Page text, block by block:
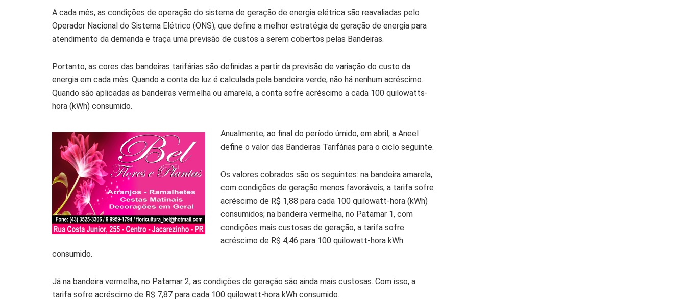
A cada mês, as condições de operação do sistema de geração de energia elétrica são reavaliadas pelo
Operador Nacional do Sistema Elétrico (ONS), que define a melhor estratégia de geração de energia para
atendimento da demanda e traça uma previsão de custos a serem cobertos pelas Bandeiras.
Portanto, as cores das bandeiras tarifárias são definidas a partir da previsão de variação do custo da
energia em cada mês. Quando a conta de luz é calculada pela bandeira verde, não há nenhum acréscimo.
Quando são aplicadas as bandeiras vermelha ou amarela, a conta sofre acréscimo a cada 100 quilowatts-
hora (kWh) consumido.
Anualmente, ao final do período úmido, em abril, a Aneel
define o valor das Bandeiras Tarifárias para o ciclo seguinte.
Os valores cobrados são os seguintes: na bandeira amarela,
com condições de geração menos favoráveis, a tarifa sofre
acréscimo de R$ 1,88 para cada 100 quilowatt-hora (kWh)
consumidos; na bandeira vermelha, no Patamar 1, com
condições mais custosas de geração, a tarifa sofre
acréscimo de R$ 4,46 para 100 quilowatt-hora kWh
consumido.
Já na bandeira vermelha, no Patamar 2, as condições de geração são ainda mais custosas. Com isso, a
tarifa sofre acréscimo de R$ 7,87 para cada 100 quilowatt-hora kWh consumido.